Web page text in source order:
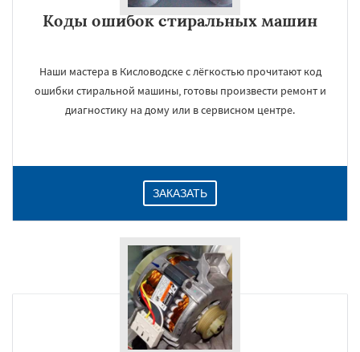
Коды ошибок стиральных машин
Наши мастера в Кисловодске с лёгкостью прочитают код
ошибки стиральной машины, готовы произвести ремонт и
диагностику на дому или в сервисном центре.
ЗАКАЗАТЬ